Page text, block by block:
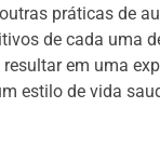
práticas de
de cada uma
em uma
estilo de vida